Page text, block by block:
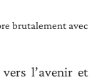
brutalement avec
l’avenir et